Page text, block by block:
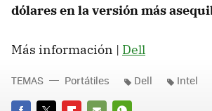
dólares en la versión más
Más información | Dell
TEMAS Portátiles Dell Intel